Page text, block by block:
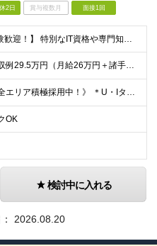
2日 賞与複数月 面接1回
【IT業界未経験歓迎！】 特別なIT資格や専門知識は必要ありません。 ・学歴不問（文系・理系不問） ・第二新卒、既卒の方も歓迎 ・20代を中心に幅広い年代が活躍中 ・基本的なPC操作ができる方 ・タ
【首都圏】月収例29.5万円（月給26万円＋諸手当） 【東海・関西】月収例28.5万円（月給25万円＋諸手当） 【九州】月収例26万円（月給23万円＋諸手当） ※経験・スキル・前職給与を踏まえ、総合
《転勤なし・全エリア積極採用中！》 ＊U・Iターンも歓迎 ＊研修はオンライン実施 ★勤務エリアは下記よりお選びいただけます★ 【首都圏】東京・神奈川・千葉・埼玉 【東海】愛知 【関西】大阪、京都、兵庫
OK
検討中に入れる
2026.08.20